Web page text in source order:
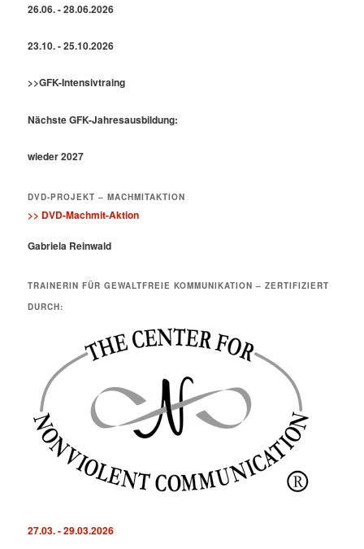
26.06. - 28.06.2026
23.10. - 25.10.2026
>>GFK-Intensivtraing
Nächste GFK-Jahresausbildung:
wieder 2027
DVD-PROJEKT – MACHMITAKTION
>> DVD-Machmit-Aktion
Gabriela Reinwald
TRAINERIN FÜR GEWALTFREIE KOMMUNIKATION – ZERTIFIZIERT
DURCH:
27.03. - 29.03.2026